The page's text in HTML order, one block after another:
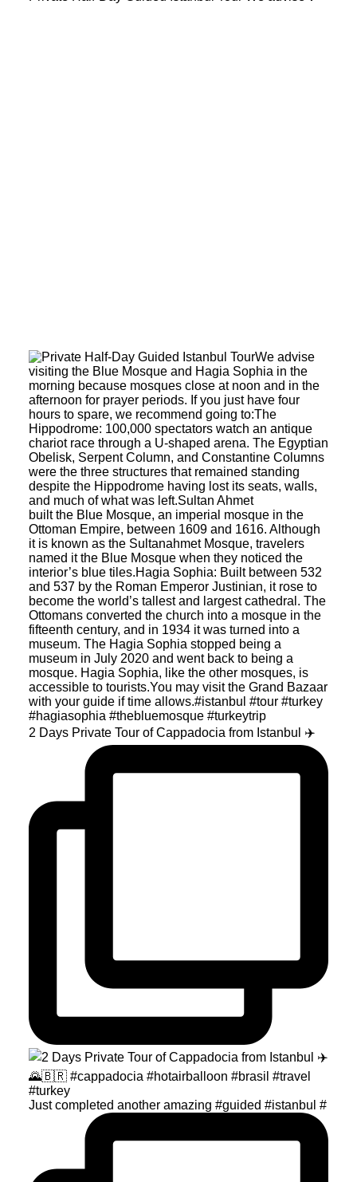
2 Days Private Tour of Cappadocia from Istanbul ✈️
Just completed another amazing #guided #istanbul #